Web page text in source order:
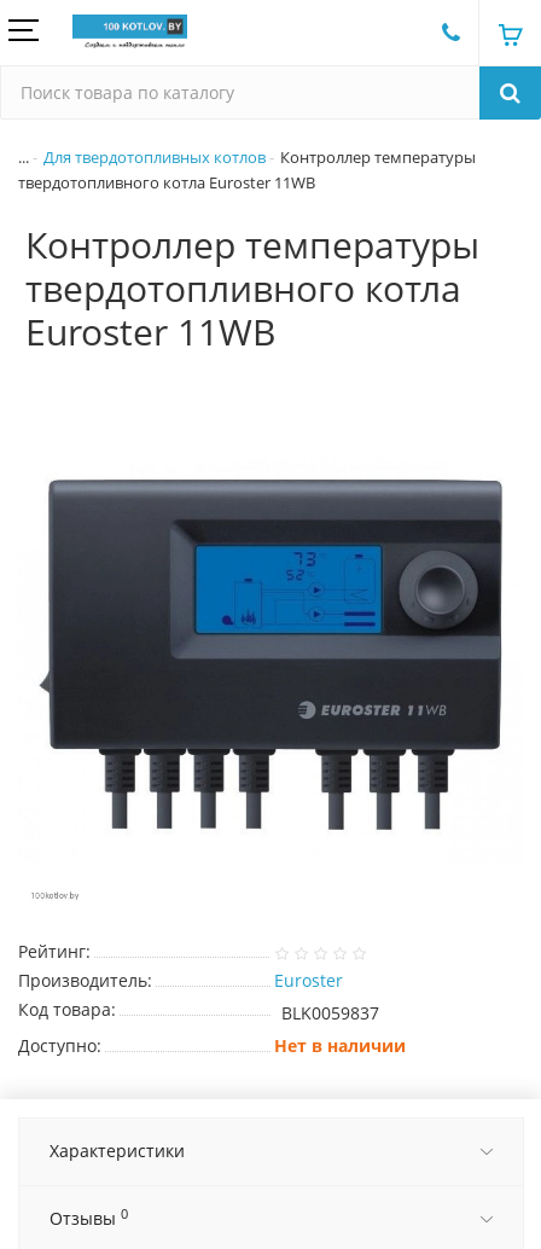
... Для твердотопливных котлов
Контроллер температуры
твердотопливного котла Euroster 11WB
Контроллер температуры
твердотопливного котла
Euroster 11WB
Рейтинг:
Производитель:
Euroster
Код товара:
BLK0059837
Доступно:
Нет в наличии
Характеристики
Отзывы 0